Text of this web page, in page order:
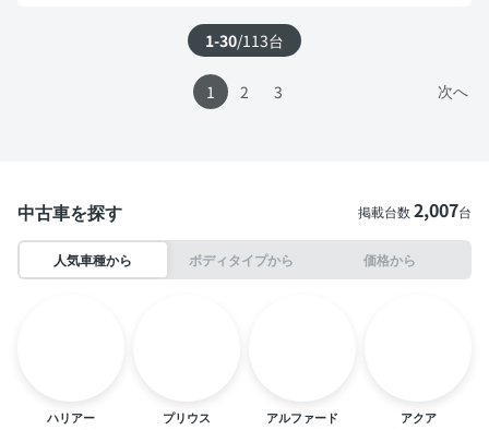
1-30/113台
次へ
1 2 3
中古車を探す 掲載台数2,007台
人気車種から ボディタイプから 価格から
ハリアー プリウス アルファード アクア